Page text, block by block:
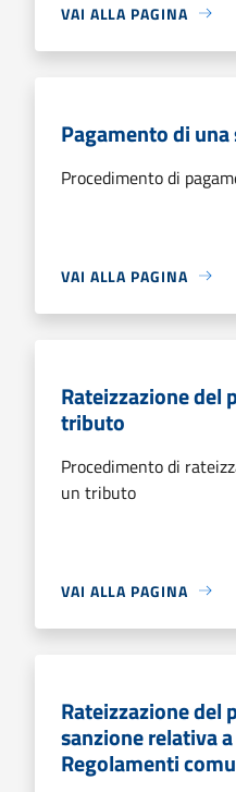
VAI ALLA PAGINA
Pagamento di
Procedimento di
VAI ALLA PAGINA
Rateizzazione del
tributo
Procedimento di
un tributo
VAI ALLA PAGINA
Rateizzazione del
sanzione relativa
Regolamenti